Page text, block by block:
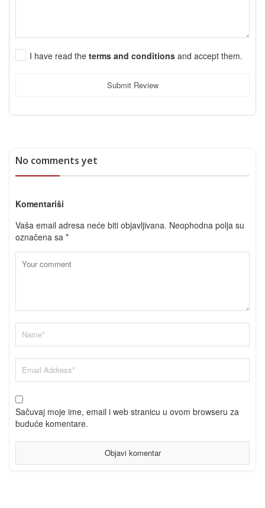
I have read the terms and conditions and accept them.
Submit Review
No comments yet
Komentariši
Vaša email adresa neće biti objavljivana. Neophodna polja su
označena sa *
Sačuvaj moje ime, email i web stranicu u ovom browseru za
buduće komentare.